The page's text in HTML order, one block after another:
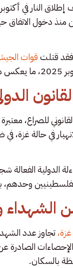
دخول الاتفاق
فقد قتلتقوات
للصراع،
في حالة
الدولية الفعالة
الشهداء
الإحصاءات
بالسكان.